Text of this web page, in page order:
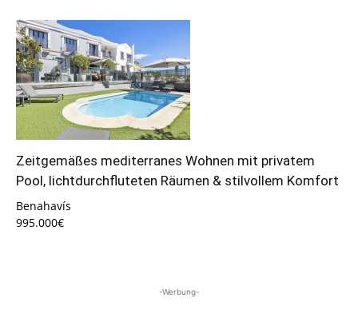
Zeitgemäßes mediterranes Wohnen mit privatem
Pool, lichtdurchfluteten Räumen & stilvollem Komfort
Benahavís
995.000€
-Werbung-